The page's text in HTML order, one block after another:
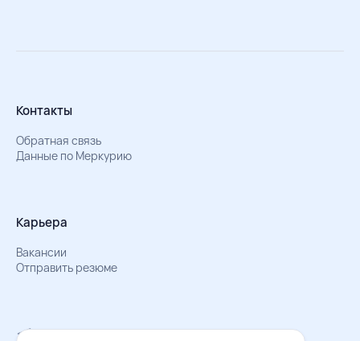
Контакты
Обратная связь
Данные по Меркурию
Карьера
Вакансии
Отправить резюме
Мы в Телеграм